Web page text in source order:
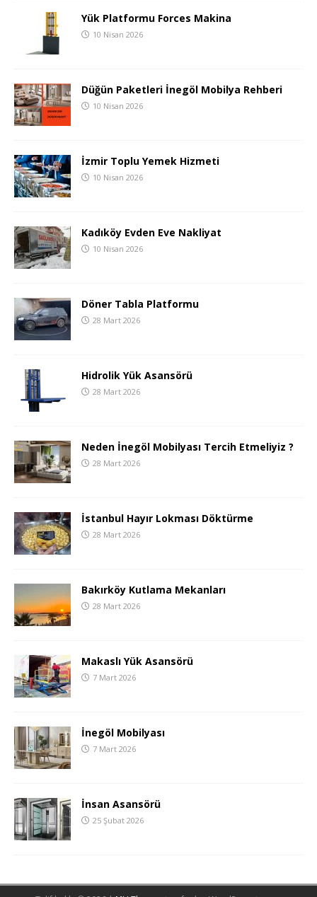
Yük Platformu Forces Makina
10 Nisan 2026
Düğün Paketleri İnegöl Mobilya Rehberi
10 Nisan 2026
İzmir Toplu Yemek Hizmeti
10 Nisan 2026
Kadıköy Evden Eve Nakliyat
10 Nisan 2026
Döner Tabla Platformu
28 Mart 2026
Hidrolik Yük Asansörü
28 Mart 2026
Neden İnegöl Mobilyası Tercih Etmeliyiz ?
28 Mart 2026
İstanbul Hayır Lokması Döktürme
28 Mart 2026
Bakırköy Kutlama Mekanları
28 Mart 2026
Makaslı Yük Asansörü
7 Mart 2026
İnegöl Mobilyası
7 Mart 2026
İnsan Asansörü
25 Şubat 2026